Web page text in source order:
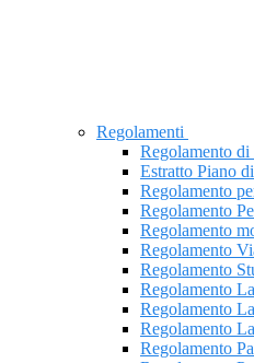
Regolamenti
Regolamento
Estratto Piano
Regolamento
Regolamento
Regolamento
Regolamento
Regolamento
Regolamento
Regolamento
Regolamento
Regolamento